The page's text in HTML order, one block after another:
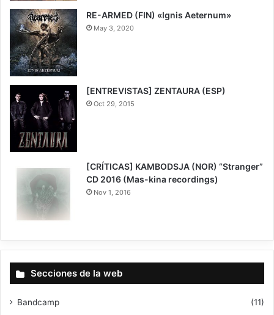
6.3
RE-ARMED (FIN) «Ignis Aeternum»
May 3, 2020
[ENTREVISTAS] ZENTAURA (ESP)
Oct 29, 2015
[CRÍTICAS] KAMBODSJA (NOR) “Stranger”
CD 2016 (Mas-kina recordings)
Nov 1, 2016
Secciones de la web
Bandcamp
(11)